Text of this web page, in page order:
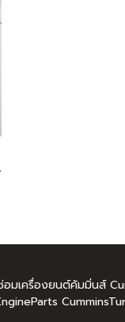
เครื่องยนต์คัมมิ่นส์